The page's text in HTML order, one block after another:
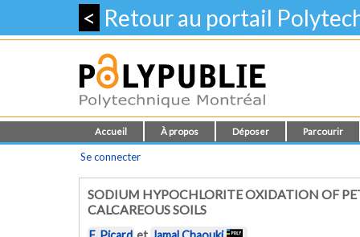
< Retour au portail
Accueil À propos Déposer Parcourir
Se connecter
SODIUM HYPOCHLORITE OXIDATION OF
CALCAREOUS SOILS